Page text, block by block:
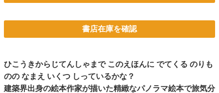
書店在庫を確認
ひこうきからじてんしゃまで このえほんに でてくる のりも
のの なまえ いくつ しっているかな？
建築界出身の絵本作家が描いた精緻なパノラマ絵本で旅気分